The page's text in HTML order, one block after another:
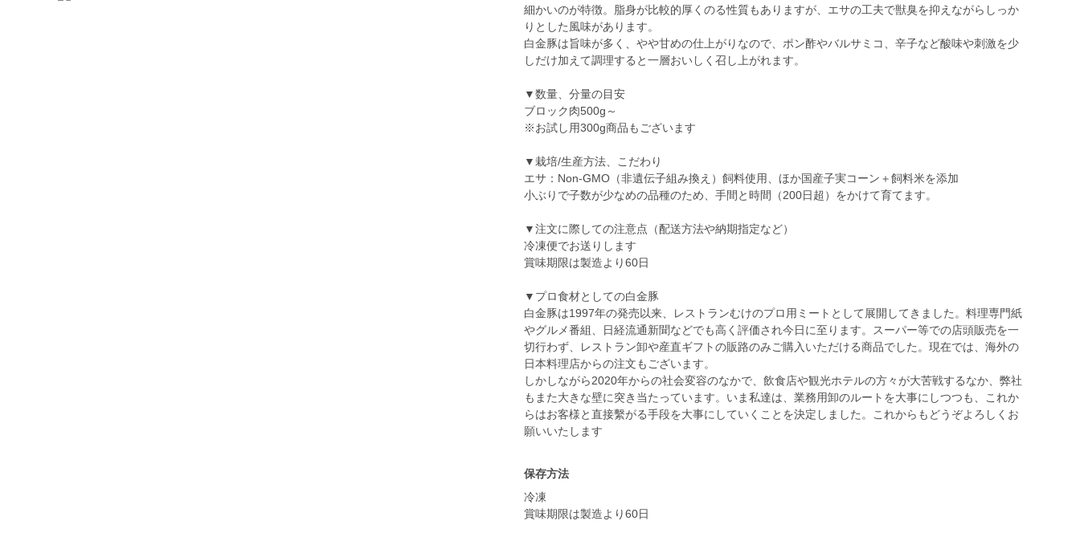
細かいのが特徴。脂身が比較的厚くのる性質もありますが、エサの工夫で獣臭を抑えながらしっか
りとした風味があります。
白金豚は旨味が多く、やや甘めの仕上がりなので、ポン酢やバルサミコ、辛子など酸味や刺激を少
しだけ加えて調理すると一層おいしく召し上がれます。
▼数量、分量の目安
ブロック肉500g～
※お試し用300g商品もございます
▼栽培/生産方法、こだわり
エサ：Non-GMO（非遺伝子組み換え）飼料使用、ほか国産子実コーン＋飼料米を添加
小ぶりで子数が少なめの品種のため、手間と時間（200日超）をかけて育てます。
▼注文に際しての注意点（配送方法や納期指定など）
冷凍便でお送りします
賞味期限は製造より60日
▼プロ食材としての白金豚
白金豚は1997年の発売以来、レストランむけのプロ用ミートとして展開してきました。料理専門紙
やグルメ番組、日経流通新聞などでも高く評価され今日に至ります。スーパー等での店頭販売を一
切行わず、レストラン卸や産直ギフトの販路のみご購入いただける商品でした。現在では、海外の
日本料理店からの注文もございます。
しかしながら2020年からの社会変容のなかで、飲食店や観光ホテルの方々が大苦戦するなか、弊社
もまた大きな壁に突き当たっています。いま私達は、業務用卸のルートを大事にしつつも、これか
らはお客様と直接繫がる手段を大事にしていくことを決定しました。これからもどうぞよろしくお
願いいたします
保存方法
冷凍
賞味期限は製造より60日